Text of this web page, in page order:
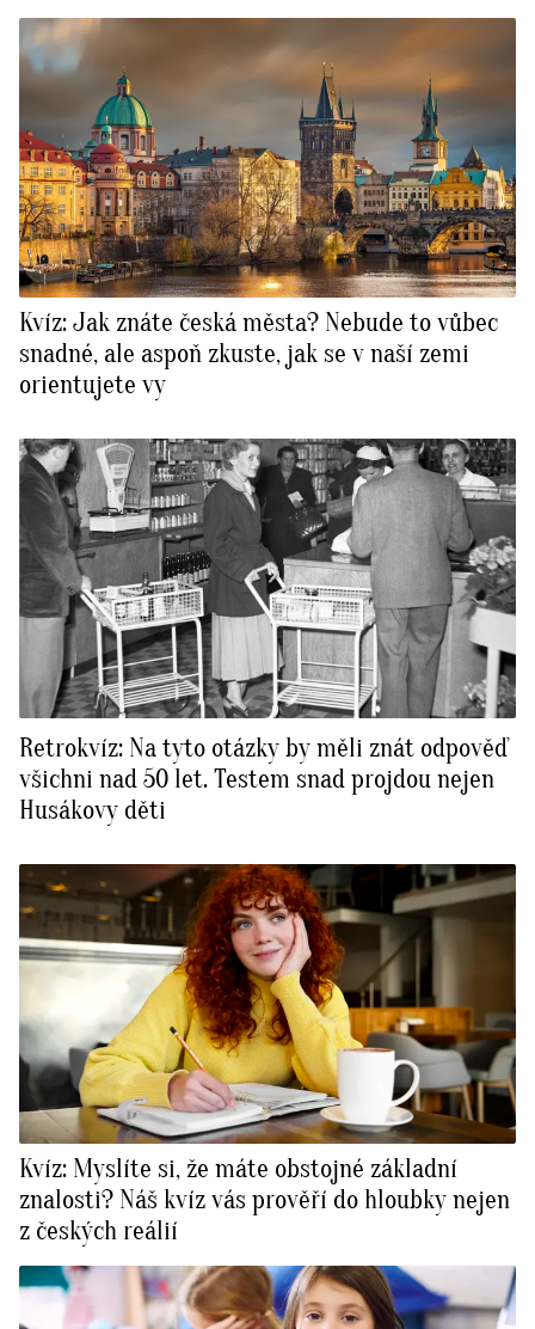
Kvíz: Jak znáte česká města? Nebude to vůbec
snadné, ale aspoň zkuste, jak se v naší zemi
orientujete vy
Retrokvíz: Na tyto otázky by měli znát odpověď
všichni nad 50 let. Testem snad projdou nejen
Husákovy děti
Kvíz: Myslíte si, že máte obstojné základní
znalosti? Náš kvíz vás prověří do hloubky nejen
z českých reálií